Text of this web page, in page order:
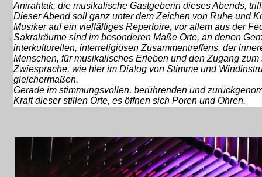
Anirahtak, die musikalische Gastgeberin dieses Abends,
Dieser Abend soll ganz unter dem Zeichen von Ruhe und
Musiker auf ein vielfältiges Repertoire, vor allem aus der
Sakralräume sind im besonderen Maße Orte, an denen
interkulturellen, interreligiösen Zusammentreffens, der
Menschen, für musikalisches Erleben und den Zugang
Zwiesprache, wie hier im Dialog von Stimme und
gleichermaßen.
Gerade im stimmungsvollen, berührenden und
Kraft dieser stillen Orte, es öffnen sich Poren und Ohren.